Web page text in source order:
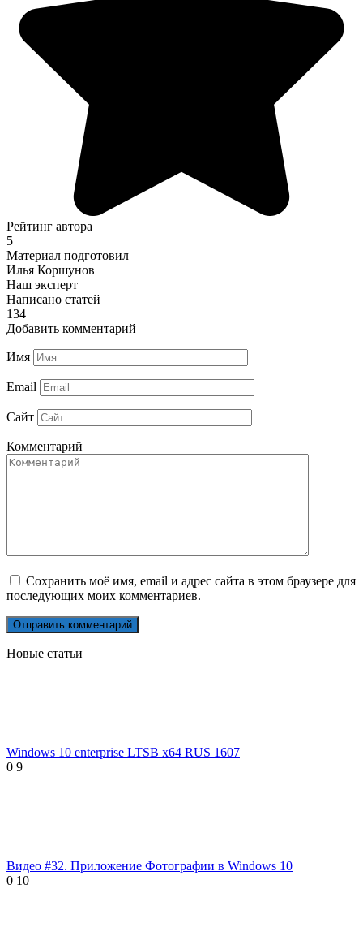
Рейтинг автора
5
Материал подготовил
Илья Коршунов
Наш эксперт
Написано статей
134
Добавить комментарий
Имя
Email
Сайт
Комментарий
Сохранить моё имя, email и адрес сайта в этом браузере для
последующих моих комментариев.
Новые статьи
Windows 10 enterprise LTSB x64 RUS 1607
0 9
Видео #32. Приложение Фотографии в Windows 10
0 10